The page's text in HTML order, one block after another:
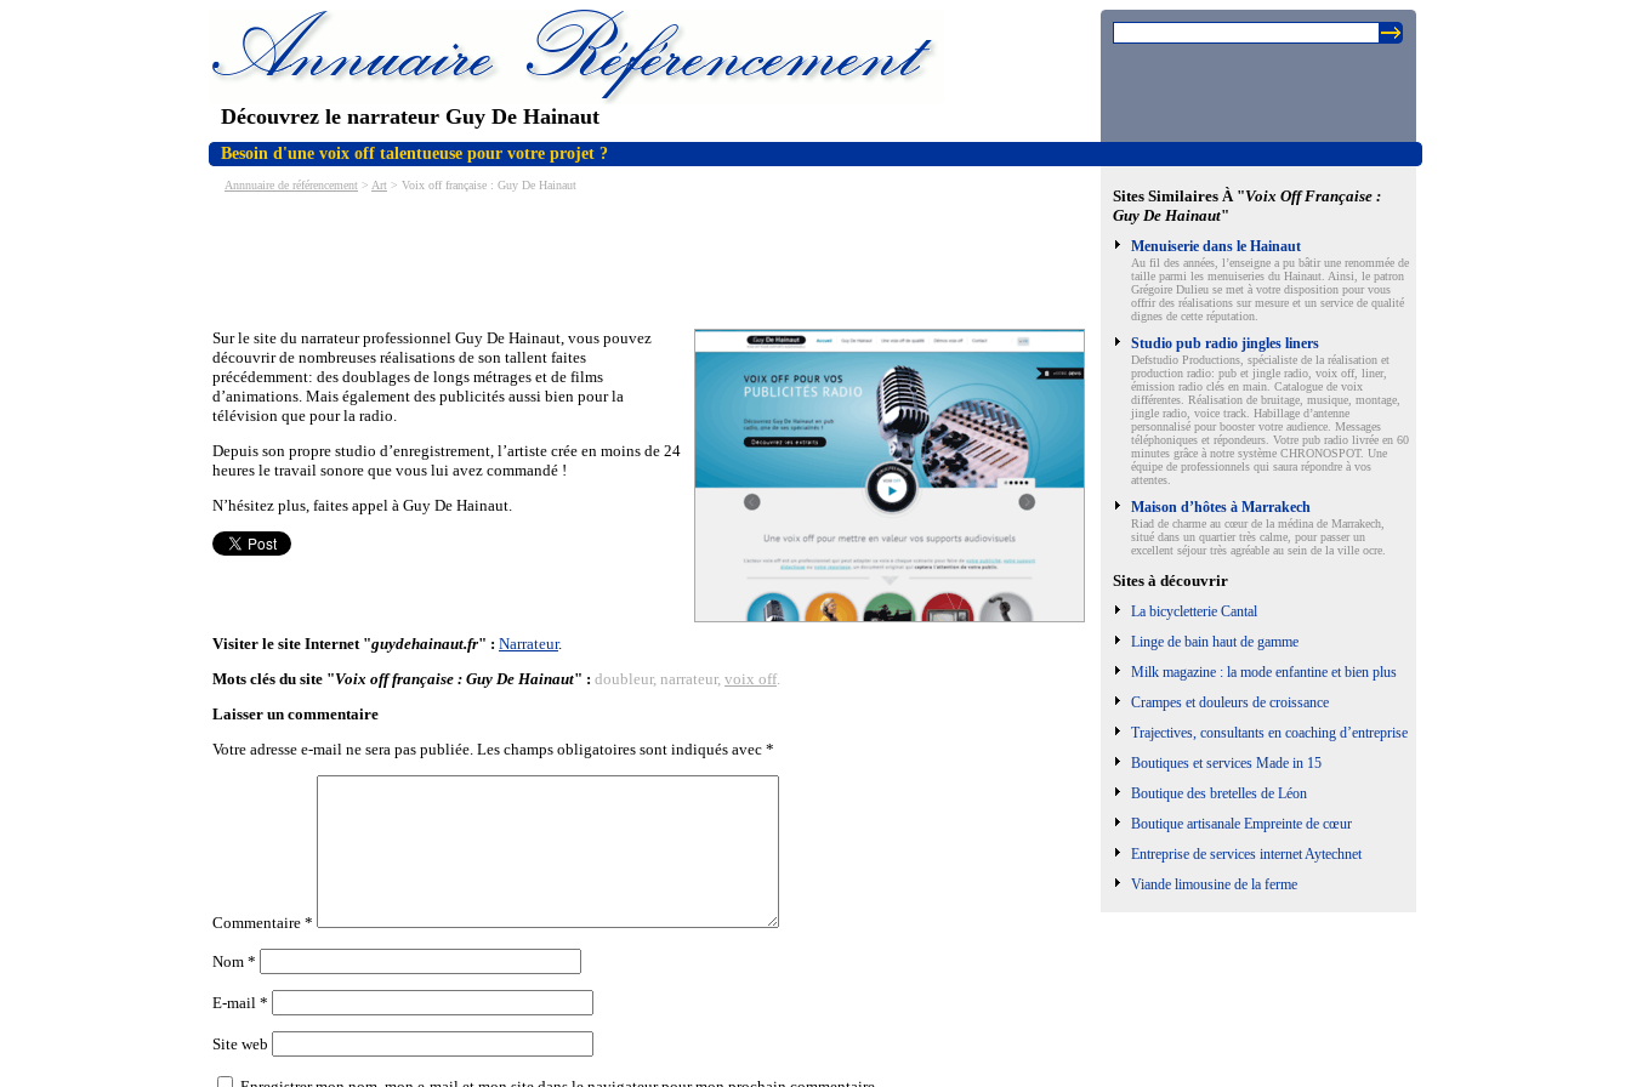
Découvrez le narrateur Guy De Hainaut
Besoin d'une voix off talentueuse pour votre projet ?
Annnuaire de référencement > Art > Voix off française : Guy De Hainaut
Sur le site du narrateur professionnel Guy De Hainaut, vous pouvez
découvrir de nombreuses réalisations de son tallent faites
précédemment: des doublages de longs métrages et de films
d’animations. Mais également des publicités aussi bien pour la
télévision que pour la radio.
Depuis son propre studio d’enregistrement, l’artiste crée en moins de 24
heures le travail sonore que vous lui avez commandé !
N’hésitez plus, faites appel à Guy De Hainaut.
Visiter le site Internet "guydehainaut.fr" : Narrateur.
Mots clés du site "Voix off française : Guy De Hainaut" : doubleur, narrateur, voix off.
Laisser un commentaire
Votre adresse e-mail ne sera pas publiée. Les champs obligatoires sont indiqués avec *
Commentaire *
Nom *
E-mail *
Site web
Sites Similaires À "Voix Off Française :
Guy De Hainaut"
Menuiserie dans le Hainaut
Au fil des années, l’enseigne a pu bâtir une renommée de
taille parmi les menuiseries du Hainaut. Ainsi, le patron
Grégoire Dulieu se met à votre disposition pour vous
offrir des réalisations sur mesure et un service de qualité
dignes de cette réputation.
Studio pub radio jingles liners
Defstudio Productions, spécialiste de la réalisation et
production radio: pub et jingle radio, voix off, liner,
émission radio clés en main. Catalogue de voix
différentes. Réalisation de bruitage, musique, montage,
jingle radio, voice track. Habillage d’antenne
personnalisé pour booster votre audience. Messages
téléphoniques et répondeurs. Votre pub radio livrée en 60
minutes grâce à notre système CHRONOSPOT. Une
équipe de professionnels qui saura répondre à vos
attentes.
Maison d’hôtes à Marrakech
Riad de charme au cœur de la médina de Marrakech,
situé dans un quartier très calme, pour passer un
excellent séjour très agréable au sein de la ville ocre.
Sites à découvrir
La bicycletterie Cantal
Linge de bain haut de gamme
Milk magazine : la mode enfantine et bien plus
Crampes et douleurs de croissance
Trajectives, consultants en coaching d’entreprise
Boutiques et services Made in 15
Boutique des bretelles de Léon
Boutique artisanale Empreinte de cœur
Entreprise de services internet Aytechnet
Viande limousine de la ferme